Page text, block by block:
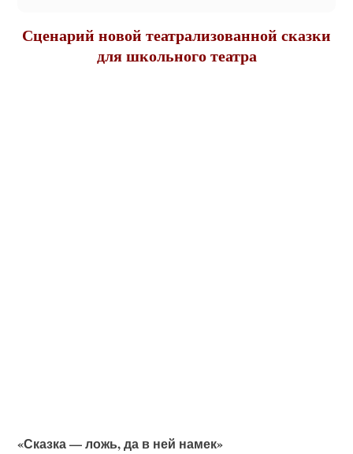
Сценарий новой театрализованной сказки
для школьного театра
«Сказка — ложь, да в ней намек»